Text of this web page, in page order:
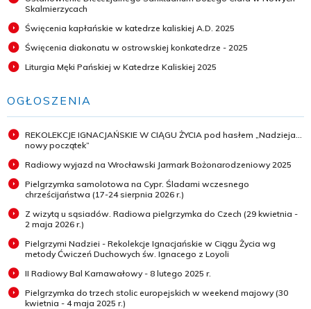
Skalmierzycach
Święcenia kapłańskie w katedrze kaliskiej A.D. 2025
Święcenia diakonatu w ostrowskiej konkatedrze - 2025
Liturgia Męki Pańskiej w Katedrze Kaliskiej 2025
OGŁOSZENIA
REKOLEKCJE IGNACJAŃSKIE W CIĄGU ŻYCIA pod hasłem „Nadzieja...
nowy początek”
Radiowy wyjazd na Wrocławski Jarmark Bożonarodzeniowy 2025
Pielgrzymka samolotowa na Cypr. Śladami wczesnego
chrześcijaństwa (17-24 sierpnia 2026 r.)
Z wizytą u sąsiadów. Radiowa pielgrzymka do Czech (29 kwietnia -
2 maja 2026 r.)
Pielgrzymi Nadziei - Rekolekcje Ignacjańskie w Ciągu Życia wg
metody Ćwiczeń Duchowych św. Ignacego z Loyoli
II Radiowy Bal Karnawałowy - 8 lutego 2025 r.
Pielgrzymka do trzech stolic europejskich w weekend majowy (30
kwietnia - 4 maja 2025 r.)